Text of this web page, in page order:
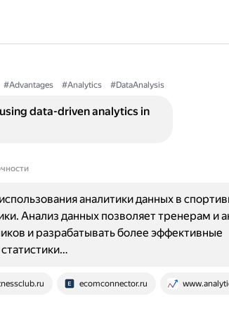
#Advantages #Analytics #DataAnalysis
data-driven analytics in
ecomconnector.ru
аналитики данных в
Анализ данных позволяет тренерам и
и разрабатывать более эффективные